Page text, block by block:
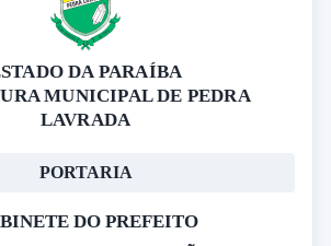
DA PARAÍBA
MUNICIPAL DE PEDRA
LAVRADA
PORTARIA
DO PREFEITO